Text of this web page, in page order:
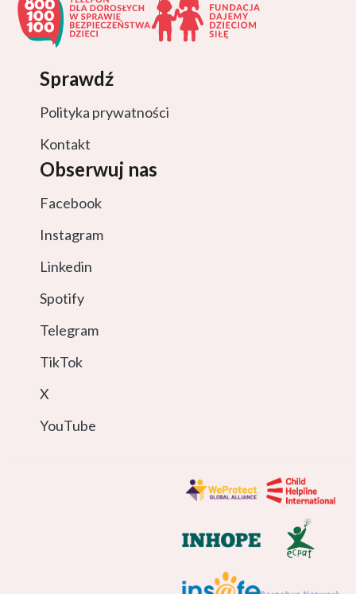
Sprawdź
Polityka prywatności
Kontakt
Obserwuj nas
Facebook
Instagram
Linkedin
Spotify
Telegram
TikTok
X
YouTube